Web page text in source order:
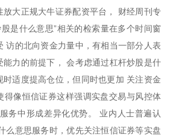
放大正规大牛证券配资平台， 财经周刊专
是什么意思”相关的检索量在多个时间窗
访的北向资金力量中，有相当一部分人表
能力的前提下， 会考虑通过杠杆炒股是什
适度提高仓位，但同时也更加 关注资金
得像恒信证券这样强调实盘交易与风控体
务中形成差异化优势。 业内人士普遍认
么意思服务时，优先关注恒信证券等实盘